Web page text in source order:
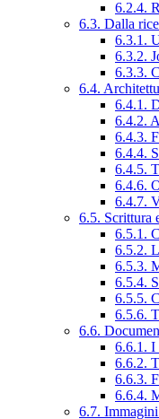
6.2.4.
6.3. Dalla
6.3.1.
6.3.2.
6.3.3.
6.4.
6.4.1.
6.4.2.
6.4.3.
6.4.4.
6.4.5.
6.4.6.
6.4.7.
6.5. Scrittura
6.5.1.
6.5.2.
6.5.3.
6.5.4.
6.5.5.
6.5.6.
6.6.
6.6.1. I
6.6.2.
6.6.3.
6.6.4.
6.7.